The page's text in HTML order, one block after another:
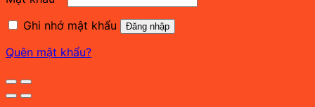
Ghi nhớ mật khẩu
Đăng nhập
Quên mật khẩu?